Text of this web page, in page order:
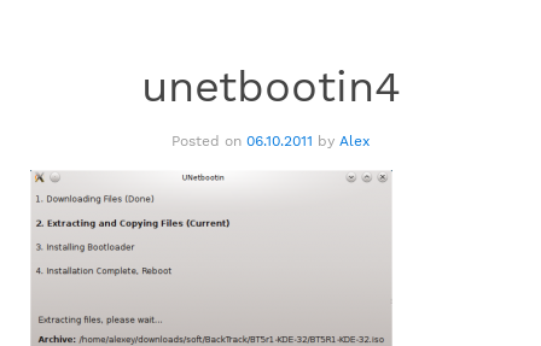
unetbootin4
Posted on 06.10.2011 by Alex